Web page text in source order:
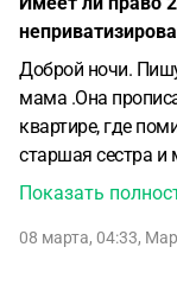
Доброй ночи.
мама .Она
квартире, где
старшая сестра и
мы живём по
прописана его
Показать
08 марта, 04:33,